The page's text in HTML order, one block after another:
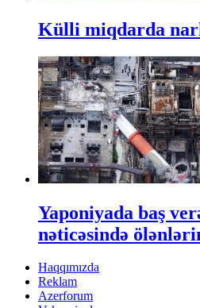
Külli miqdarda
Yaponiyada baş
nəticəsində
Haqqımızda
Reklam
Azerforum